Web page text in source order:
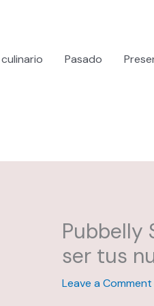
Pasado
Pubbelly
ser tus
Leave a Comment